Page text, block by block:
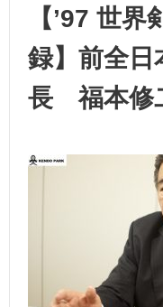
【’97 世
録】前全日
長 福本修